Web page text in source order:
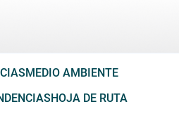
MEDIO AMBIENTE
HOJA DE RUTA